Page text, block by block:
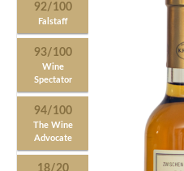
92/100
Falstaff
93/100
Wine
Spectator
94/100
The Wine
Advocate
18/20